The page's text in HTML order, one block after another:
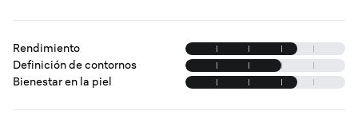
Rendimiento
Definición de contornos
Bienestar en la piel